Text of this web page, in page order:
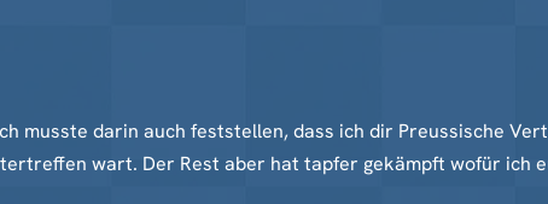
musste darin auch feststellen, dass ich dir Preussische
wart. Der Rest aber hat tapfer gekämpft wofür ich